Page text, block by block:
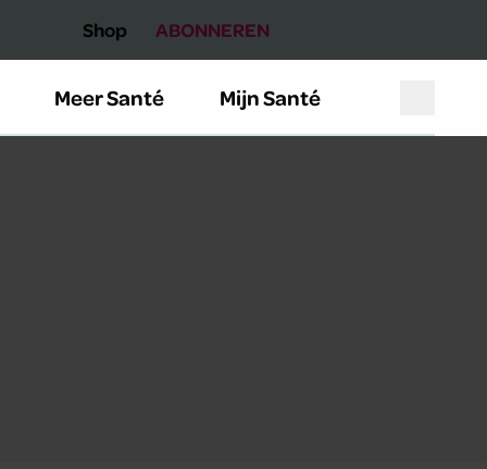
Shop ABONNEREN
Meer Santé Mijn Santé